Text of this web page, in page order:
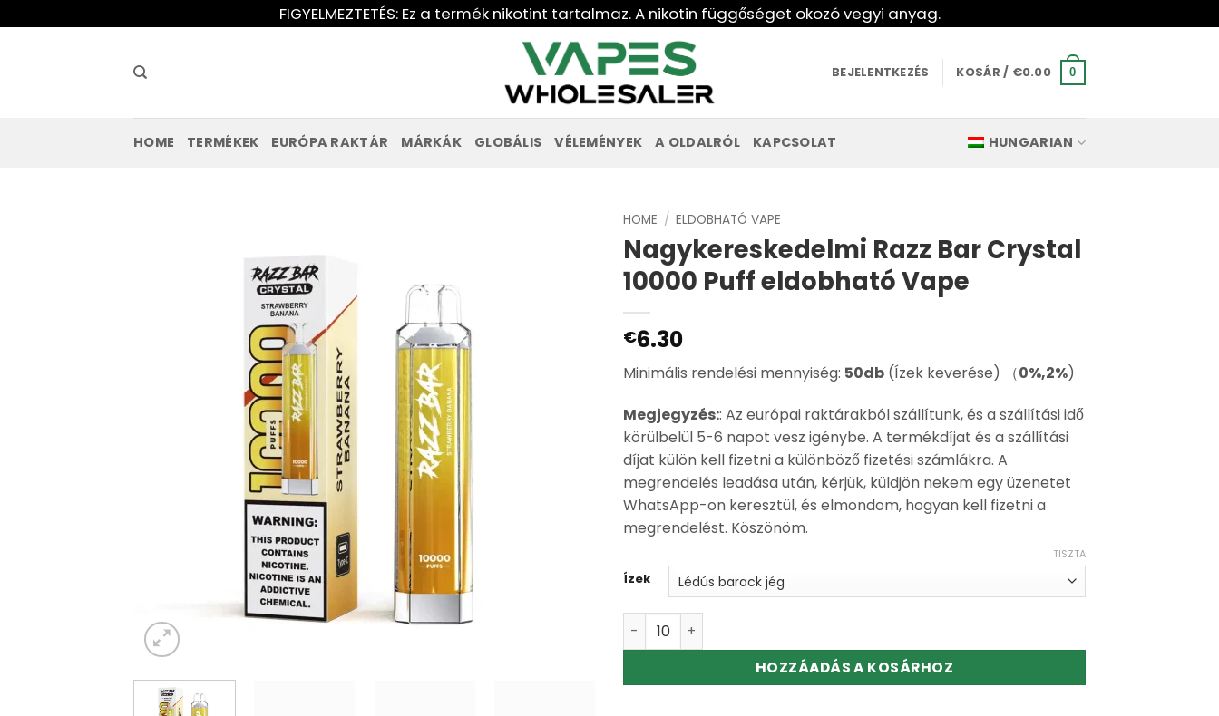
a
FIGYELMEZTETÉS: Ez a termék nikotint tartalmaz. A nikotin függőséget okozó vegyi anyag.
BEJELENTKEZÉS KOSÁR / €0.00 0
HOME TERMÉKEK EURÓPA RAKTÁR MÁRKÁK GLOBÁLIS VÉLEMÉNYEK A OLDALRÓL KAPCSOLAT HUNGARIAN
HOME / ELDOBHATÓ VAPE
Nagykereskedelmi Razz Bar Crystal
10000 Puff eldobható Vape
€6.30
Minimális rendelési mennyiség: 50db (Ízek keverése) （0%,2%)
Megjegyzés:: Az európai raktárakból szállítunk, és a szállítási idő
körülbelül 5-6 napot vesz igénybe. A termékdíjat és a szállítási
díjat külön kell fizetni a különböző fizetési számlákra. A
megrendelés leadása után, kérjük, küldjön nekem egy üzenetet
WhatsApp-on keresztül, és elmondom, hogyan kell fizetni a
megrendelést. Köszönöm.
Ízek
TISZTA
Wholesale Razz Bar Crystal 10000 Puff Disposable Vape mennyiség
HOZZÁADÁS A KOSÁRHOZ